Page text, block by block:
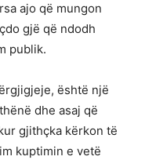
ajo që mungon
gjë që ndodh
publik.
është një
dhe asaj që
gjithçka kërkon të
kuptimin e vetë